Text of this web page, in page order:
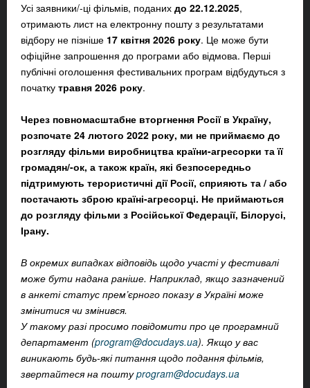
Усі заявники/-ці фільмів, поданих до 22.12.2025,
отримають лист на електронну пошту з результатами
відбору не пізніше 17 квітня 2026 року. Це може бути
офіційне запрошення до програми або відмова. Перші
публічні оголошення фестивальних програм відбудуться з
початку травня 2026 року.
Через повномасштабне вторгнення Росії в Україну,
розпочате 24 лютого 2022 року, ми не приймаємо до
розгляду фільми виробництва країни-агресорки та її
громадян/-ок, а також країн, які безпосередньо
підтримують терористичні дії Росії, сприяють та / або
постачають зброю країні-агресорці. Не приймаються
до розгляду фільми з Російської Федерації, Білорусі,
Ірану.
В окремих випадках відповідь щодо участі у фестивалі
може бути надана раніше. Наприклад, якщо зазначений
в анкеті статус прем’єрного показу в Україні може
змінитися чи змінився.
У такому разі просимо повідомити про це програмний
департамент (program@docudays.ua). Якщо у вас
виникають будь-які питання щодо подання фільмів,
звертайтеся на поштуprogram@docudays.ua